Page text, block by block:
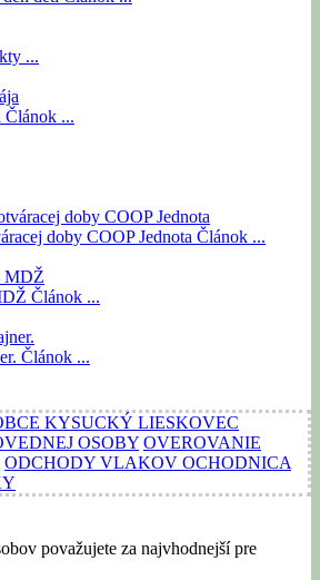
...
Článok ...
doby COOP Jednota Článok ...
Článok ...
Článok ...
KYSUCKÝ LIESKOVEC
OSOBY OVEROVANIE
ODCHODY VLAKOV OCHODNICA
považujete za najvhodnejší pre